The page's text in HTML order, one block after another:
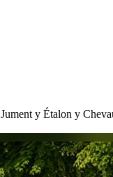
Jument y Étalon y